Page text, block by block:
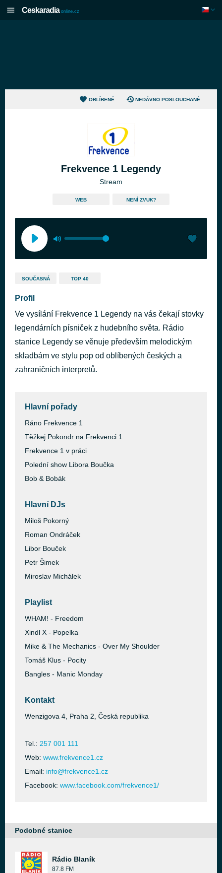
Ceskaradia online.cz
OBLÍBENÉ NEDÁVNO POSLOUCHANÉ
Frekvence 1 Legendy
Stream
WEB NENÍ ZVUK?
SOUČASNÁ TOP 40
Profil
Ve vysílání Frekvence 1 Legendy na vás čekají stovky
legendárních písniček z hudebního světa. Rádio
stanice Legendy se věnuje především melodickým
skladbám ve stylu pop od oblíbených českých a
zahraničních interpretů.
Hlavní pořady
Ráno Frekvence 1
Těžkej Pokondr na Frekvenci 1
Frekvence 1 v práci
Polední show Libora Boučka
Bob & Bobák
Hlavní DJs
Miloš Pokorný
Roman Ondráček
Libor Bouček
Petr Šimek
Miroslav Michálek
Playlist
WHAM! - Freedom
Xindl X - Popelka
Mike & The Mechanics - Over My Shoulder
Tomáš Klus - Pocity
Bangles - Manic Monday
Kontakt
Wenzigova 4, Praha 2, Česká republika
Tel.: 257 001 111
Web: www.frekvence1.cz
Email: info@frekvence1.cz
Facebook: www.facebook.com/frekvence1/
Podobné stanice
Rádio Blaník
87.8 FM